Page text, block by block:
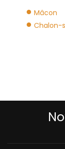
Mâcon
Chalon-